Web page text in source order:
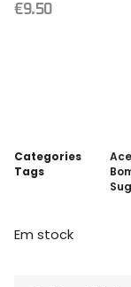
€9.50
Categories
Tags
Em stock